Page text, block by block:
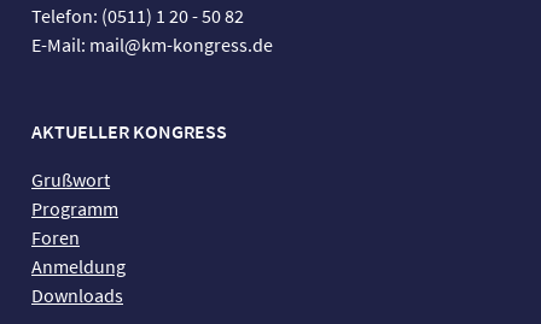
Telefon: (0511) 1 20 - 50 82
E-Mail: mail@km-kongress.de
AKTUELLER KONGRESS
Grußwort
Programm
Foren
Anmeldung
Downloads